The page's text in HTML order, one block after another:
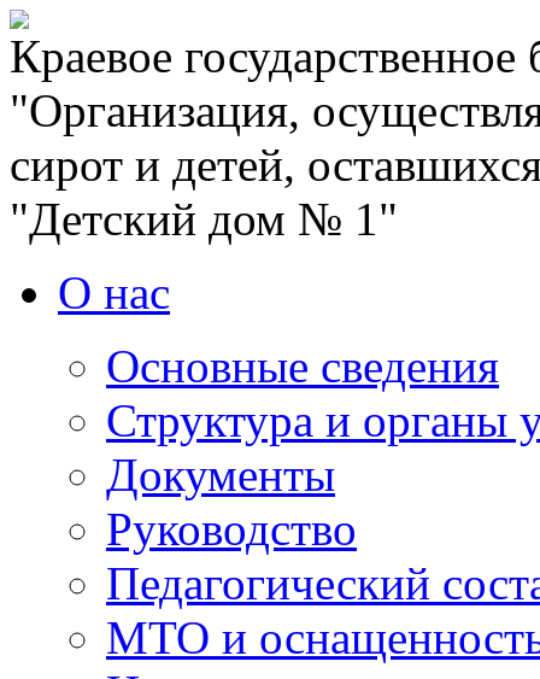
Краевое
"Организация,
сирот и детей,
"Детский дом № 1"
О нас
Основные сведения
Структура и органы
Документы
Руководство
Педагогический
МТО и оснащенность